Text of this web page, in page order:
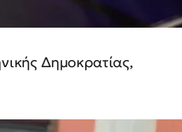
Δημοκρατίας,